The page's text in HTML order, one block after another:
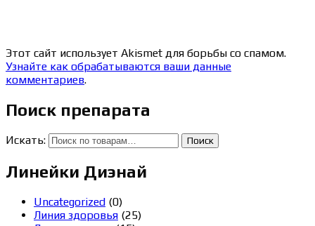
Этот сайт использует Akismet для борьбы со спамом.
Узнайте как обрабатываются ваши данные
комментариев.
Поиск препарата
Искать: Поиск
Линейки Диэнай
Uncategorized (0)
Линия здоровья (25)